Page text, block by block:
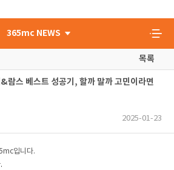
365mc NEWS
목록
람스 베스트 성공기, 할까 말까 고민이라면
2025-01-23
입니다.